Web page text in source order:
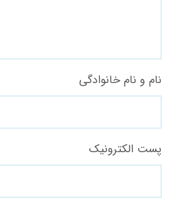
نام و نام خانوادگی
پست الکترونیک